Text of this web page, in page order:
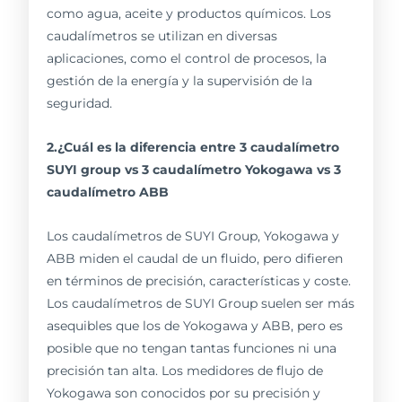
como agua, aceite y productos químicos. Los
caudalímetros se utilizan en diversas
aplicaciones, como el control de procesos, la
gestión de la energía y la supervisión de la
seguridad.
2.¿Cuál es la diferencia entre 3 caudalímetro
SUYI group vs 3 caudalímetro Yokogawa vs 3
caudalímetro ABB
Los caudalímetros de SUYI Group, Yokogawa y
ABB miden el caudal de un fluido, pero difieren
en términos de precisión, características y coste.
Los caudalímetros de SUYI Group suelen ser más
asequibles que los de Yokogawa y ABB, pero es
posible que no tengan tantas funciones ni una
precisión tan alta. Los medidores de flujo de
Yokogawa son conocidos por su precisión y